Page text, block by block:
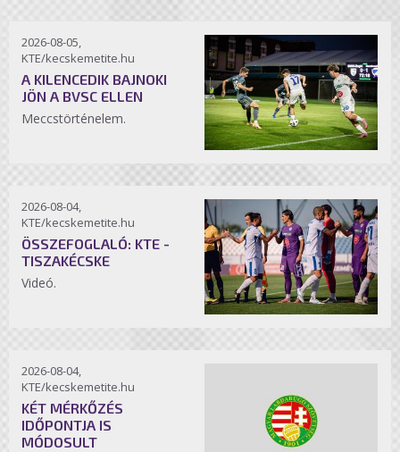
2026-08-05,
KTE/kecskemetite.hu
A KILENCEDIK BAJNOKI
JÖN A BVSC ELLEN
Meccstörténelem.
2026-08-04,
KTE/kecskemetite.hu
ÖSSZEFOGLALÓ: KTE -
TISZAKÉCSKE
Videó.
2026-08-04,
KTE/kecskemetite.hu
KÉT MÉRKŐZÉS
IDŐPONTJA IS
MÓDOSULT